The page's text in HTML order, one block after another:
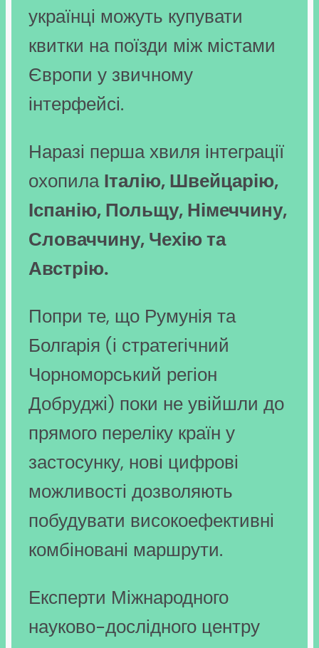
українці можуть купувати
квитки на поїзди між містами
Європи у звичному
інтерфейсі.
Наразі перша хвиля інтеграції
охопила Італію, Швейцарію,
Іспанію, Польщу, Німеччину,
Словаччину, Чехію та
Австрію.
Попри те, що Румунія та
Болгарія (і стратегічний
Чорноморський регіон
Добруджі) поки не увійшли до
прямого переліку країн у
застосунку, нові цифрові
можливості дозволяють
побудувати високоефективні
комбіновані маршрути.
Експерти Міжнародного
науково-дослідного центру